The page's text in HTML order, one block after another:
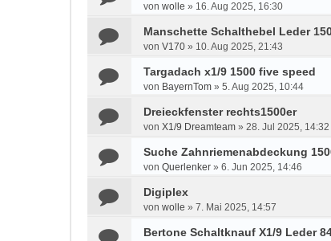
von wolle » 16. Aug 2025, 16:30
Manschette Schalthebel Leder
von V170 » 10. Aug 2025, 21:43
Targadach x1/9 1500 five speed
von BayernTom » 5. Aug 2025, 10:44
Dreieckfenster rechts1500er
von X1/9 Dreamteam » 28. Jul 2025, 14:32
Suche Zahnriemenabdeckung
von Querlenker » 6. Jun 2025, 14:46
Digiplex
von wolle » 7. Mai 2025, 14:57
Bertone Schaltknauf X1/9 Leder